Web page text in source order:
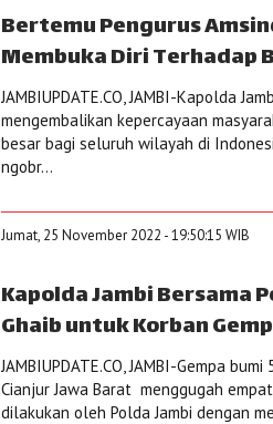
Bertemu Pengurus
Membuka Diri Terhadap
JAMBIUPDATE.CO, JAMBI-Kapolda
mengembalikan kepercayaan
besar bagi seluruh wilayah di
ngobr...
Jumat, 25 November 2022 - 19:50:15 WIB
Kapolda Jambi Bersama
Ghaib untuk Korban
JAMBIUPDATE.CO, JAMBI-Gempa
Cianjur Jawa Barat menggugah
dilakukan oleh Polda Jambi dengan